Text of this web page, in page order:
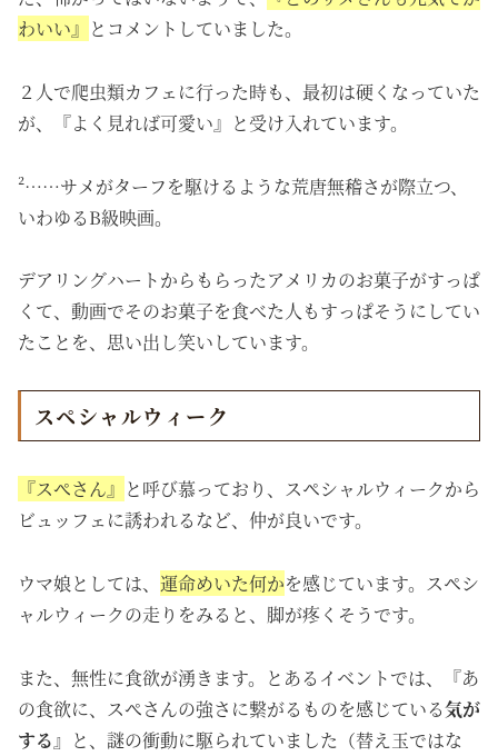
わいい』 とコメントしていました。
２人で爬虫類カフェに行った時も、最初は硬くなっていた
が、『よく見れば可愛い』と受け入れています。
²……サメがターフを駆けるような荒唐無稽さが際立つ、
いわゆるB級映画。
デアリングハートからもらったアメリカのお菓子がすっぱ
くて、動画でそのお菓子を食べた人もすっぱそうにしてい
たことを、思い出し笑いしています。
スペシャルウィーク
『スぺさん』 と呼び慕っており、 スペシャルウィークから
ビュッフェに誘われるなど、仲が良いです。
ウマ娘としては、 運命めいた何かを感じています。スペシ
ャルウィークの走りをみると、脚が疼くそうです。
また、無性に食欲が湧きます。とあるイベントでは、『あ
の食欲に、スぺさんの強さに繋がるものを感じている気が
する』 と、謎の衝動に駆られていました（替え玉ではな